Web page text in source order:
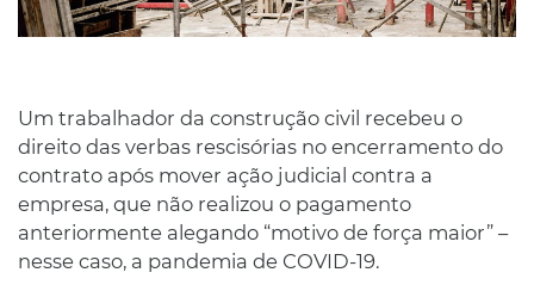
Um trabalhador da construção civil recebeu o
direito das verbas rescisórias no encerramento do
contrato após mover ação judicial contra a
empresa, que não realizou o pagamento
anteriormente alegando “motivo de força maior” –
nesse caso, a pandemia de COVID-19.